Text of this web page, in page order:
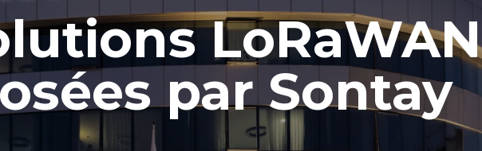
LoRaWAN
par Sontay